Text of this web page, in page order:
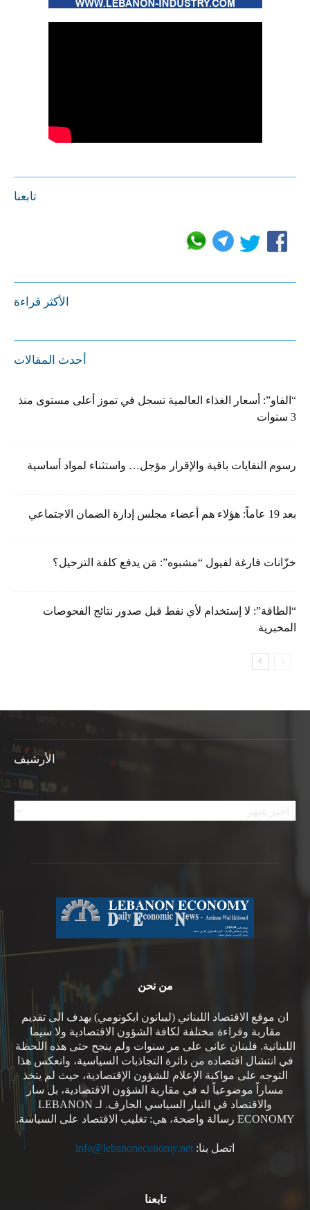
تابعنا
الأكثر قراءة
أحدث المقالات
“الفاو”: أسعار الغذاء العالمية تسجل في تموز أعلى مستوى منذ
3 سنوات
رسوم النفايات باقية والإقرار مؤجل… واستثناء لمواد أساسية
بعد 19 عاماً: هؤلاء هم أعضاء مجلس إدارة الضمان الاجتماعي
خزّانات فارغة لفيول “مشبوه”: مَن يدفع كلفة الترحيل؟
“الطاقة”: لا إستخدام لأي نفط قبل صدور نتائج الفحوصات
المخبرية
الأرشيف
الأرشيف
من نحن
ان موقع الاقتصاد اللبناني (ليبانون ايكونومي) يهدف الى تقديم
مقاربة وقراءة مختلفة لكافة الشؤون الاقتصادية ولا سيما
اللبنانية. فلبنان عانى على مر سنوات ولم ينجح حتى هذه اللحظة
في انتشال اقتصاده من دائرة التجاذبات السياسية، وانعكس هذا
التوجه على مواكبة الإعلام للشؤون الإقتصادية، حيث لم يتخذ
مساراً موضوعياً له في مقاربة الشؤون الاقتصادية، بل سار
والاقتصاد في التيار السياسي الجارف. لـ LEBANON
ECONOMY رسالة واضحة، هي: تغليب الاقتصاد على السياسة.
اتصل بنا: info@lebanoneconomy.net
تابعنا